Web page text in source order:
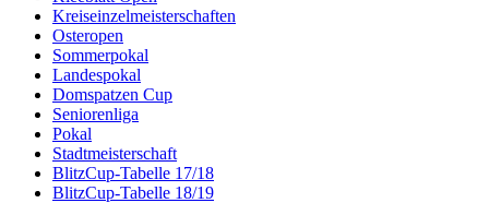
Kreiseinzelmeisterschaften
Osteropen
Sommerpokal
Landespokal
Domspatzen Cup
Seniorenliga
Pokal
Stadtmeisterschaft
BlitzCup-Tabelle 17/18
BlitzCup-Tabelle 18/19